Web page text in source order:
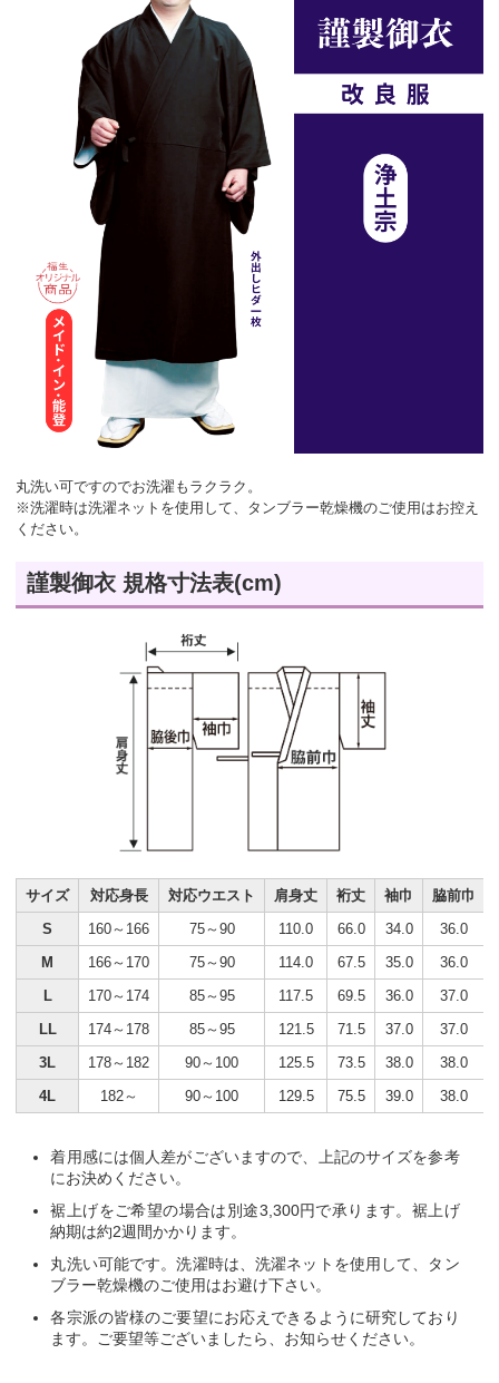
丸洗い可ですのでお洗濯もラクラク。
※洗濯時は洗濯ネットを使用して、タンブラー乾燥機のご使用はお控え
ください。
謹製御衣 規格寸法表(cm)
サイズ 対応身長 対応ウエスト 肩身丈 裄丈 袖巾 脇前巾
S
160～166 75～90 110.0 66.0 34.0
36.0
M
166～170 75～90 114.0 67.5 35.0
36.0
L
170～174 85～95 117.5 69.5 36.0
37.0
LL
174～178 85～95 121.5 71.5 37.0
37.0
3L
178～182 90～100 125.5 73.5 38.0
38.0
4L
182～ 90～100 129.5 75.5 39.0 38.0
着用感には個人差がございますので、上記のサイズを参考
にお決めください。
裾上げをご希望の場合は別途3,300円で承ります。裾上げ
納期は約2週間かかります。
丸洗い可能です。洗濯時は、洗濯ネットを使用して、タン
ブラー乾燥機のご使用はお避け下さい。
各宗派の皆様のご要望にお応えできるように研究しており
ます。ご要望等ございましたら、お知らせください。